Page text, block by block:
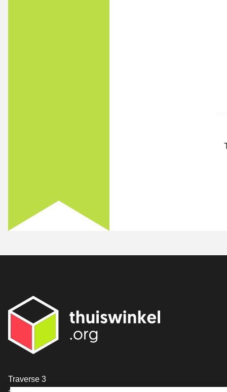
[_General:Contact]
Traverse 3